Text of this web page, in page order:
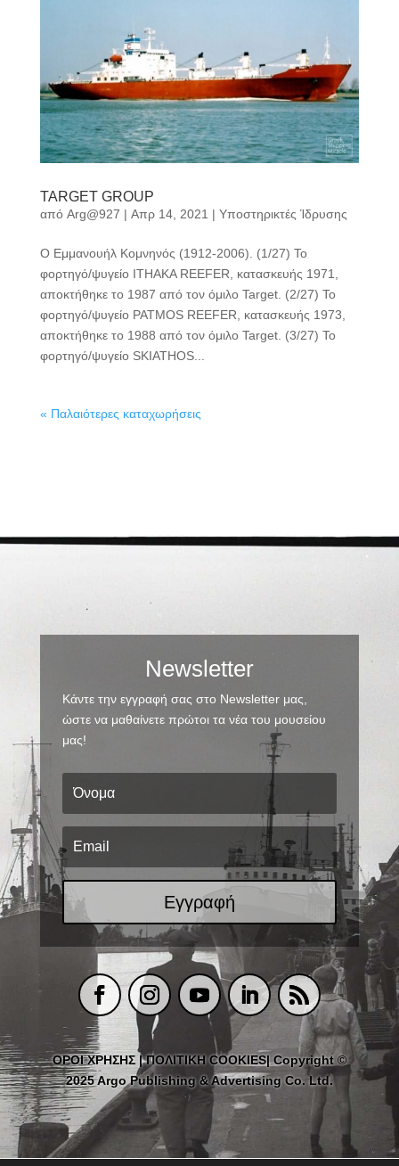
TARGET GROUP
από Arg@927 | Απρ 14, 2021 | Υποστηρικτές Ίδρυσης
Ο Εμμανουήλ Κομνηνός (1912-2006). (1/27) Το
φορτηγό/ψυγείο ITHAKA REEFER, κατασκευής 1971,
αποκτήθηκε το 1987 από τον όμιλο Target. (2/27) Το
φορτηγό/ψυγείο PATMOS REEFER, κατασκευής 1973,
αποκτήθηκε το 1988 από τον όμιλο Target. (3/27) Το
φορτηγό/ψυγείο SKIATHOS...
« Παλαιότερες καταχωρήσεις
Newsletter
Κάντε την εγγραφή σας στο Newsletter μας,
ώστε να μαθαίνετε πρώτοι τα νέα του μουσείου
μας!
Εγγραφή
ΟΡΟΙ ΧΡΗΣΗΣ|ΠΟΛΙΤΙΚΗ COOKIES| Copyright ©
2025 Argo Publishing & Advertising Co. Ltd.